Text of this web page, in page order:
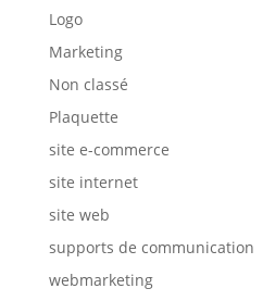
Logo
Marketing
Non classé
Plaquette
site e-commerce
site internet
site web
supports de communication
webmarketing